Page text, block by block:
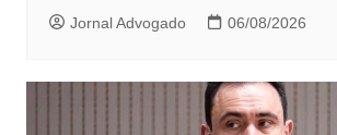
Jornal Advogado 06/08/2026